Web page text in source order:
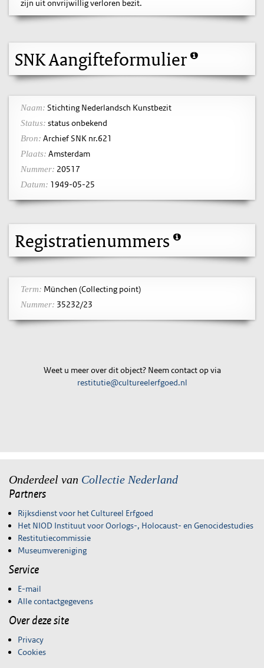
zijn uit onvrijwillig verloren bezit.
SNK Aangifteformulier
Naam: Stichting Nederlandsch Kunstbezit
Status: status onbekend
Bron: Archief SNK nr.621
Plaats: Amsterdam
Nummer: 20517
Datum: 1949-05-25
Registratienummers
Term: München (Collecting point)
Nummer: 35232/23
Weet u meer over dit object? Neem contact op via
restitutie@cultureelerfgoed.nl
Onderdeel van Collectie Nederland
Partners
Rijksdienst voor het Cultureel Erfgoed
Het NIOD Instituut voor Oorlogs-, Holocaust- en Genocidestudies
Restitutiecommissie
Museumvereniging
Service
E-mail
Alle contactgegevens
Over deze site
Privacy
Cookies